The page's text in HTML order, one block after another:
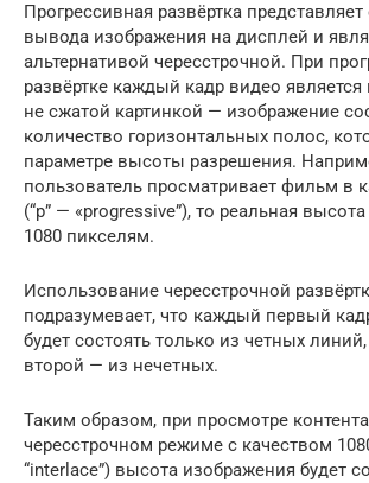
Прогрессивная развёртка
вывода изображения на дисплей и
альтернативой чересстрочной. При
развёртке каждый кадр видео
не сжатой картинкой — изображение
количество горизонтальных полос,
параметре высоты разрешения.
пользователь просматривает фильм в
(“p” — «progressive”), то реальная
1080 пикселям.
Использование чересстрочной
подразумевает, что каждый первый
будет состоять только из четных
второй — из нечетных.
Таким образом, при просмотре
чересстрочном режиме с качеством
“interlace”) высота изображения будет